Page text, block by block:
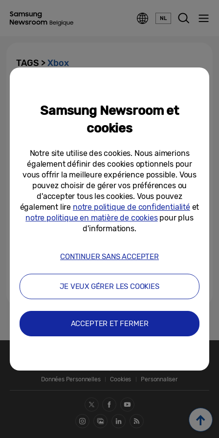
NL
TAGS >Xbox
proposer EA SPORTS FC™...
25-06-2025
1
Données Personnelles
Cookies Personnaliser
Samsung Newsroom et
cookies
Notre site utilise des cookies. Nous aimerions
également définir des cookies optionnels pour
vous offrir la meilleure expérience possible. Vous
pouvez choisir de gérer vos préférences ou
d'accepter tous les cookies. Vous pouvez
également lire notre politique de confidentialitéet
notre politique en matière de cookiespour plus
d'informations.
CONTINUER SANS ACCEPTER
JE VEUX GÉRER LES COOKIES
ACCEPTER ET FERMER